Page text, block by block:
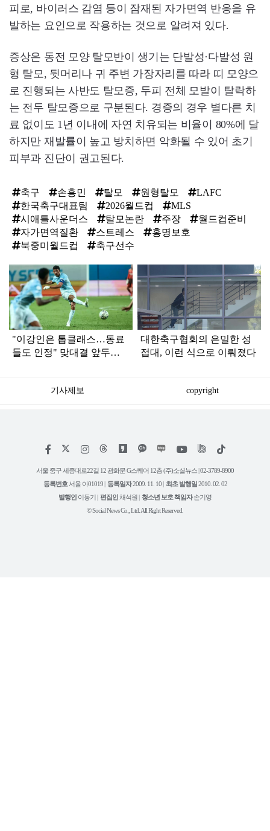
피로, 바이러스 감염 등이 잠재된 자가면역 반응을 유
발하는 요인으로 작용하는 것으로 알려져 있다.
증상은 동전 모양 탈모반이 생기는 단발성·다발성 원
형 탈모, 뒷머리나 귀 주변 가장자리를 따라 띠 모양으
로 진행되는 사반도 탈모증, 두피 전체 모발이 탈락하
는 전두 탈모증으로 구분된다. 경증의 경우 별다른 치
료 없이도 1년 이내에 자연 치유되는 비율이 80%에 달
하지만 재발률이 높고 방치하면 악화될 수 있어 초기
피부과 진단이 권고된다.
축구 손흥민 탈모 원형탈모
LAFC
한국축구대표팀
2026월드컵
MLS
시애틀사운더스
탈모논란 주장
월드컵준비
자가면역질환
스트레스
홍명보호
북중미월드컵
축구선수
탑
라
인
"이강인은 톱클래스…동료
들도 인정" 맞대결 앞두고
대한축구협회의 은밀한 성
접대, 이런 식으로 이뤄졌다
기사제보 copyright
페
스
인
타
램
위
트
유
튜
틱
서울 중구 세종대로22길 12 광화문 G스퀘어 12층 (주)소셜뉴스 | 02-3789-8900
등록번호 서울 아01019 | 등록일자2009. 11. 10 | 최초 발행일 2010. 02. 02
발행인 이동기 | 편집인 채석원 | 청소년 보호 책임자손기영
© Social News Co., Ltd. All Right Reserved.